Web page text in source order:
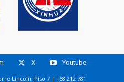
X Youtube
Lincoln, Piso 7 | +58 212 781